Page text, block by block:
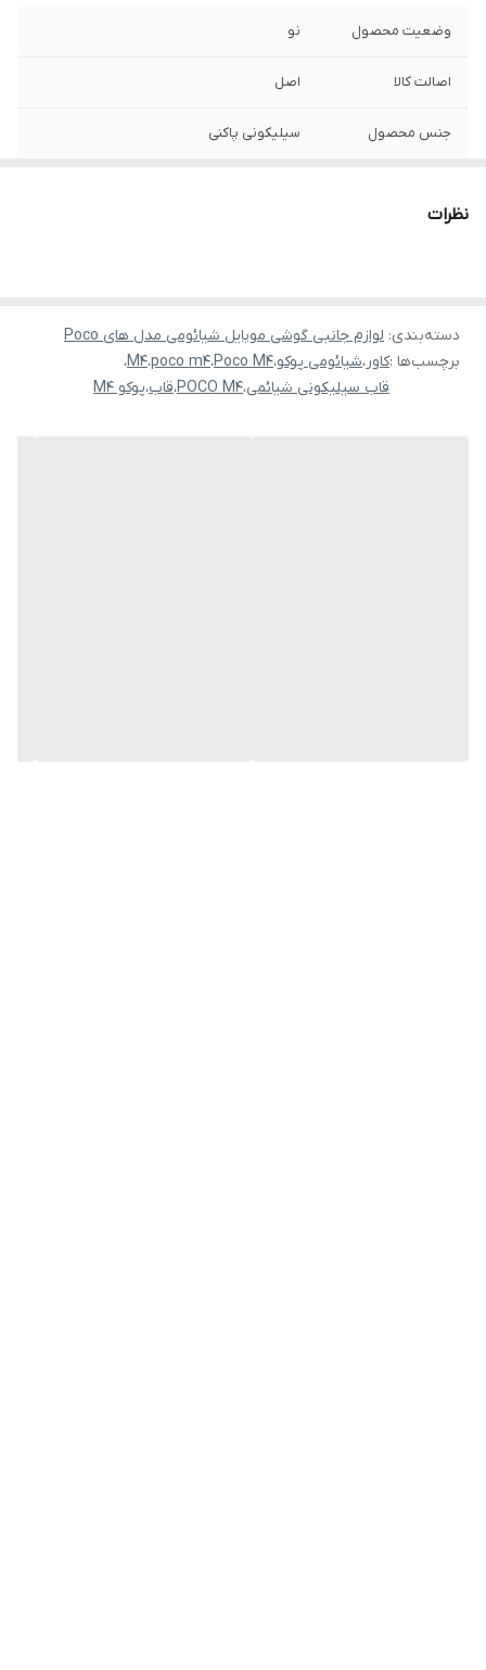
وضعیت محصول نو
اصالت کالا اصل
جنس محصول سیلیکونی پاکنی
نظرات
دسته‌بندی: لوازم جانبی گوشی موبایل شیائومی مدل های Poco
برچسب‌ها :کاور،شیائومی پوکو،Poco M4،poco m4،M4،
قاب سیلیکونی شیائمی،POCO M4،قاب،پوکو M4